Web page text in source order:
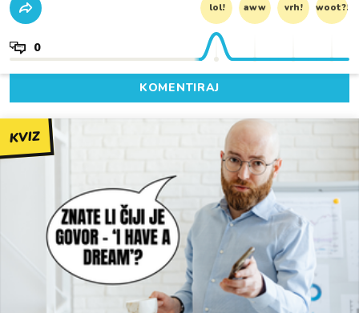
lol! aww vrh! woot?!
0
KOMENTIRAJ
KVIZ